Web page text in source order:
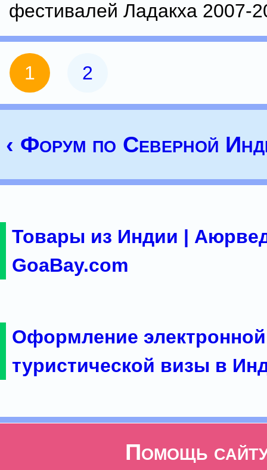
фестивалей Ладакха 2007-
1 2
‹ Форум по Северной
Товары из Индии |
GoaBay.com
Оформление электронной
туристической визы в
Помощь